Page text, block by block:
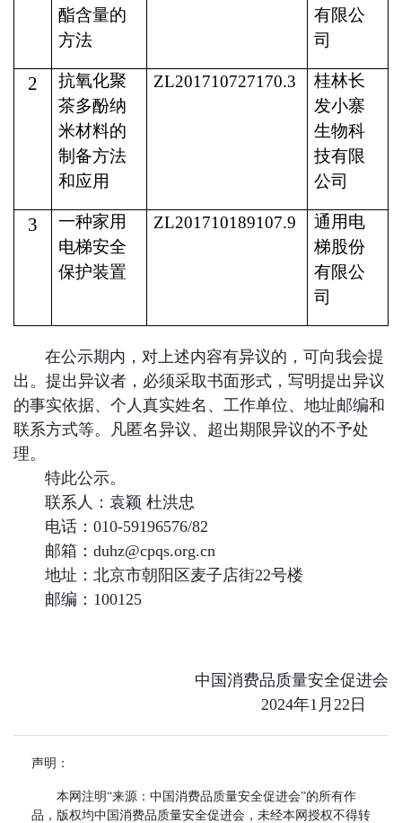
酯含量的
方法
有限公
司
2
抗氧化聚
茶多酚纳
米材料的
制备方法
和应用
ZL201710727170.3
桂林长
发小寨
生物科
技有限
公司
3
一种家用
电梯安全
保护装置
ZL201710189107.9
通用电
梯股份
有限公
司
在公示期内，对上述内容有异议的，可向我会提
出。提出异议者，必须采取书面形式，写明提出异议
的事实依据、个人真实姓名、工作单位、地址邮编和
联系方式等。凡匿名异议、超出期限异议的不予处
理。
特此公示。
联系人：袁颖 杜洪忠
电话：010-59196576/82
邮箱：duhz@cpqs.org.cn
地址：北京市朝阳区麦子店街22号楼
邮编：100125
中国消费品质量安全促进会
2024年1月22日
声明：
本网注明“来源：中国消费品质量安全促进会”的所有作
品，版权均中国消费品质量安全促进会，未经本网授权不得转